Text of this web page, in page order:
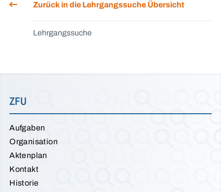
Zurück in die Lehrgangssuche Übersicht
Lehrgangssuche
ZFU
Aufgaben
Organisation
Aktenplan
Kontakt
Historie